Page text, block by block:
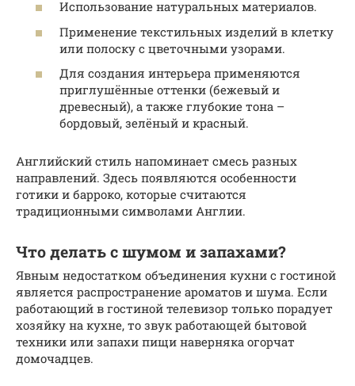
Использование натуральных материалов.
Применение текстильных изделий в клетку
или полоску с цветочными узорами.
Для создания интерьера применяются
приглушённые оттенки (бежевый и
древесный), а также глубокие тона –
бордовый, зелёный и красный.
Английский стиль напоминает смесь разных
направлений. Здесь появляются особенности
готики и барроко, которые считаются
традиционными символами Англии.
Что делать с шумом и запахами?
Явным недостатком объединения кухни с гостиной
является распространение ароматов и шума. Если
работающий в гостиной телевизор только порадует
хозяйку на кухне, то звук работающей бытовой
техники или запахи пищи наверняка огорчат
домочадцев.